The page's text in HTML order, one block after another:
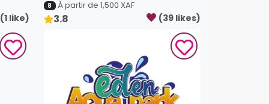
(1 like)
8 À partir de 1,500 XAF
3.8 (39 likes)